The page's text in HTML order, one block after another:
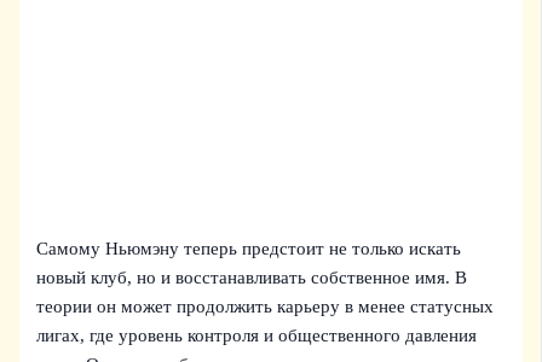
Самому Ньюмэну теперь предстоит не только искать
новый клуб, но и восстанавливать собственное имя. В
теории он может продолжить карьеру в менее статусных
лигах, где уровень контроля и общественного давления